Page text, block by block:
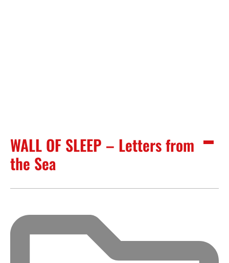
WALL OF SLEEP – Letters from
the Sea